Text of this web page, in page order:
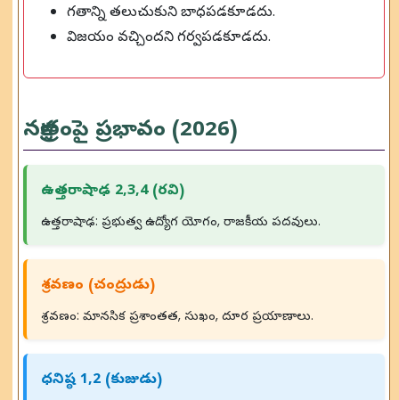
గతాన్ని తలుచుకుని బాధపడకూడదు.
విజయం వచ్చిందని గర్వపడకూడదు.
నక్షత్రంపై ప్రభావం (2026)
ఉత్తరాషాఢ 2,3,4 (రవి)
ఉత్తరాషాఢ: ప్రభుత్వ ఉద్యోగ యోగం, రాజకీయ పదవులు.
శ్రవణం (చంద్రుడు)
శ్రవణం: మానసిక ప్రశాంతత, సుఖం, దూర ప్రయాణాలు.
ధనిష్ఠ 1,2 (కుజుడు)